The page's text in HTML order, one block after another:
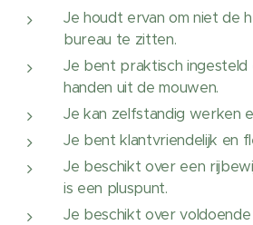
Je houdt ervan om niet de
bureau te zitten.
Je bent praktisch
handen uit de mouwen.
Je kan zelfstandig werken
Je bent klantvriendelijk en
Je beschikt over een
is een pluspunt.
Je beschikt over